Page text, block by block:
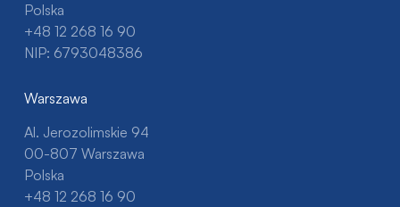
Polska
+48 12 268 16 90
NIP: 6793048386
Warszawa
Al. Jerozolimskie 94
00-807 Warszawa
Polska
+48 12 268 16 90